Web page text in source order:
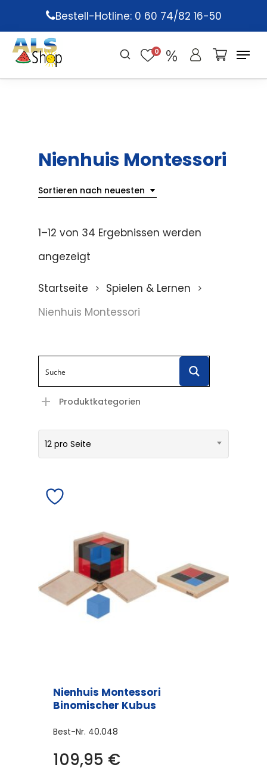
main
content
Bestell-Hotline: 0 60 74/82 16-50
0
Nienhuis Montessori
Sortieren nach neuesten
1–12 von 34 Ergebnissen werden
angezeigt
Startseite
Spielen & Lernen
Nienhuis Montessori
Produktkategorien
12 pro Seite
Nienhuis Montessori
Binomischer Kubus
Best-Nr. 40.048
109,95 €